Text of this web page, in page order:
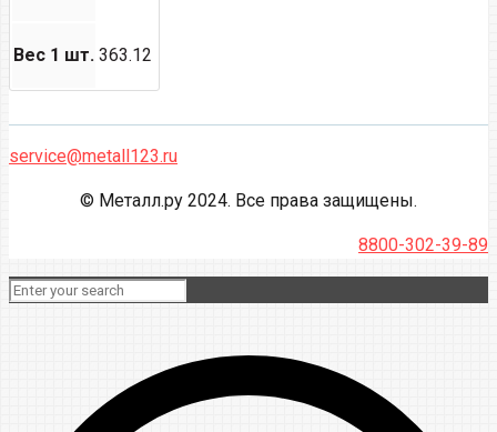
Вес 1 шт. 363.12
service@metall123.ru
© Металл.ру 2024. Все права защищены.
8800-302-39-89